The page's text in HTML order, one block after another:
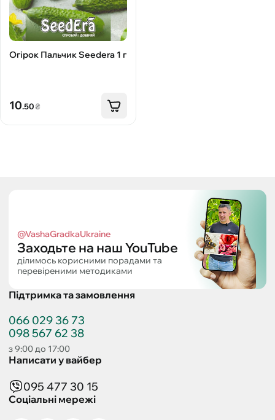
Огірок Пальчик Seedera 1 г
10.50₴
@VashaGradkaUkraine
Заходьте на наш YouTube
ділимось корисними порадами та
перевіреними методиками
Підтримка та замовлення
066 029 36 73
098 567 62 38
з 9:00 до 17:00
Написати у вайбер
095 477 30 15
Соціальні мережі